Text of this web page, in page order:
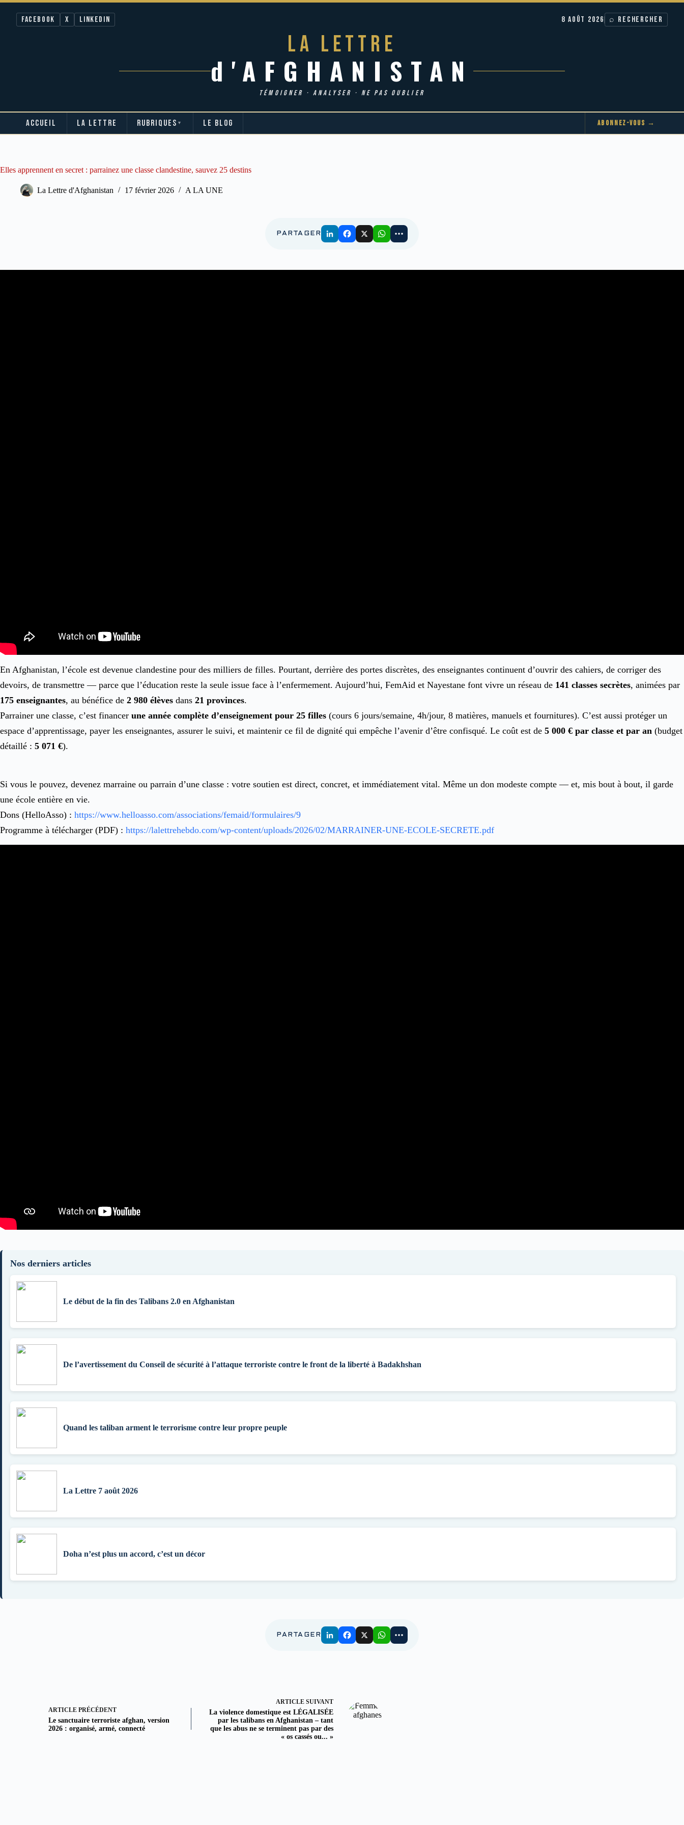
Facebook X LinkedIn 8 AOÛT 2026 ⌕ RECHERCHER
LA LETTRE
d'AFGHANISTAN
TÉMOIGNER · ANALYSER · NE PAS OUBLIER
ACCUEIL LA LETTRE RUBRIQUES ▼ LE BLOG ABONNEZ-VOUS →
Elles apprennent en secret : parrainez une classe clandestine, sauvez 25 destins
La Lettre d'Afghanistan 17 février 2026 A LA UNE
PARTAGER
En Afghanistan, l’école est devenue clandestine pour des milliers de filles. Pourtant, derrière des portes discrètes, des enseignantes continuent d’ouvrir des cahiers, de corriger des
devoirs, de transmettre — parce que l’éducation reste la seule issue face à l’enfermement. Aujourd’hui, FemAid et Nayestane font vivre un réseau de 141 classes secrètes, animées par
175 enseignantes, au bénéfice de 2 980 élèves dans 21 provinces.
Parrainer une classe, c’est financer une année complète d’enseignement pour 25 filles (cours 6 jours/semaine, 4h/jour, 8 matières, manuels et fournitures). C’est aussi protéger un
espace d’apprentissage, payer les enseignantes, assurer le suivi, et maintenir ce fil de dignité qui empêche l’avenir d’être confisqué. Le coût est de 5 000 € par classe et par an (budget
détaillé : 5 071 €).
Si vous le pouvez, devenez marraine ou parrain d’une classe : votre soutien est direct, concret, et immédiatement vital. Même un don modeste compte — et, mis bout à bout, il garde
une école entière en vie.
Dons (HelloAsso) : https://www.helloasso.com/associations/femaid/formulaires/9
Programme à télécharger (PDF) : https://lalettrehebdo.com/wp-content/uploads/2026/02/MARRAINER-UNE-ECOLE-SECRETE.pdf
Nos derniers articles
Le début de la fin des Talibans 2.0 en Afghanistan
De l’avertissement du Conseil de sécurité à l’attaque terroriste contre le front de la liberté à Badakhshan
Quand les taliban arment le terrorisme contre leur propre peuple
La Lettre 7 août 2026
Doha n’est plus un accord, c’est un décor
PARTAGER
ARTICLE PRÉCÉDENT
Le sanctuaire terroriste afghan, version
2026 : organisé, armé, connecté
ARTICLE SUIVANT
La violence domestique est LÉGALISÉE
par les talibans en Afghanistan – tant
que les abus ne se terminent pas par des
« os cassés ou... »